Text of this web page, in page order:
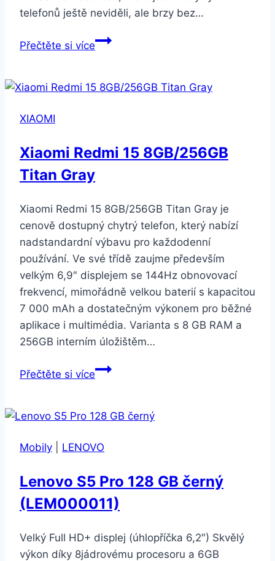
telefonů ještě neviděli, ale brzy bez…
Přečtěte si víceSamsung
G930F
XIAOMI
Xiaomi Redmi 15 8GB/256GB
Titan Gray
Xiaomi Redmi 15 8GB/256GB Titan Gray je
cenově dostupný chytrý telefon, který nabízí
nadstandardní výbavu pro každodenní
používání. Ve své třídě zaujme především
velkým 6,9″ displejem se 144Hz obnovovací
frekvencí, mimořádně velkou baterií s kapacitou
7 000 mAh a dostatečným výkonem pro běžné
aplikace i multimédia. Varianta s 8 GB RAM a
256GB interním úložištěm…
Přečtěte si víceXiaomi
8GB/256GB
Gray
Mobily LENOVO
Lenovo S5 Pro 128 GB černý
(LEM000011)
Velký Full HD+ displej (úhlopříčka 6,2″) Skvělý
výkon díky 8jádrovému procesoru a 6GB